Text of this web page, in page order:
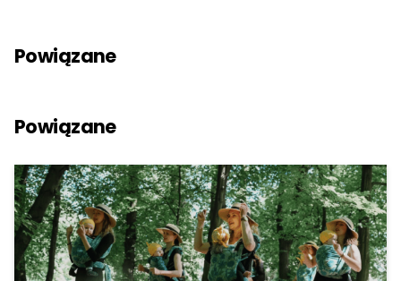
Powiązane
Powiązane